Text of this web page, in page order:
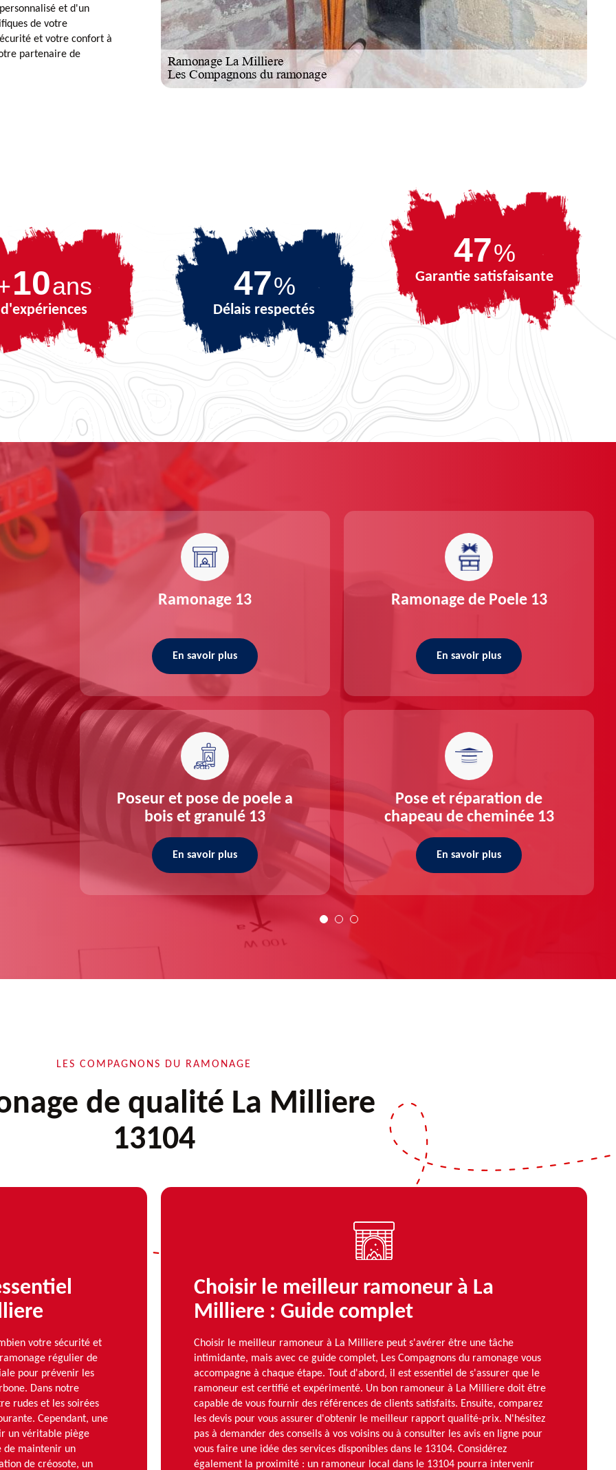
et d'un
de votre
et votre confort à
partenaire de
10ans
d'expériences
68%
Délais respectés
68%
Garantie satisfaisante
13
13
Ramonage 13
En savoir plus
Poseur et pose de poele a
bois et granulé 13
En savoir plus
Ramonage de Poele 13
En savoir plus
Pose et réparation de
chapeau de cheminée 13
En savoir plus
LES COMPAGNONS DU RAMONAGE
de qualité La Milliere
13104
votre sécurité et
régulier de
pour prévenir les
Dans notre
rudes et les soirées
Cependant, une
un véritable piège
de maintenir un
de créosote, un
Choisir le meilleur ramoneur à La
Milliere : Guide complet
Choisir le meilleur ramoneur à La Milliere peut s'avérer être une tâche
intimidante, mais avec ce guide complet, Les Compagnons du ramonage vous
accompagne à chaque étape. Tout d'abord, il est essentiel de s'assurer que le
ramoneur est certifié et expérimenté. Un bon ramoneur à La Milliere doit être
capable de vous fournir des références de clients satisfaits. Ensuite, comparez
les devis pour vous assurer d'obtenir le meilleur rapport qualité-prix. N'hésitez
pas à demander des conseils à vos voisins ou à consulter les avis en ligne pour
vous faire une idée des services disponibles dans le 13104. Considérez
également la proximité : un ramoneur local dans le 13104 pourra intervenir